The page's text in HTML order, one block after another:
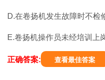
D.在卷扬机发生故障时不检
E.卷扬机操作员未经培训上
正确答案: 查看最佳答案